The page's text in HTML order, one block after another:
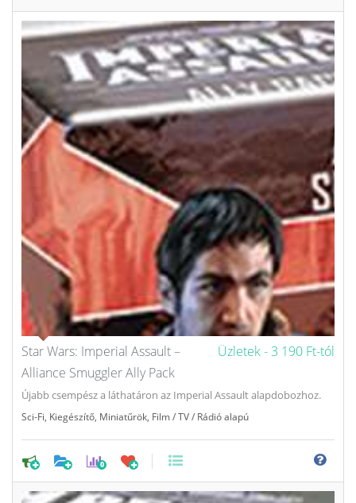
Üzletek -3 190 Ft-tól
Star Wars: Imperial Assault –
Alliance Smuggler Ally Pack
Újabb csempész a láthatáron az Imperial Assault alapdobozhoz.
Sci-Fi, Kiegészítő, Miniatűrök, Film / TV / Rádió alapú
0